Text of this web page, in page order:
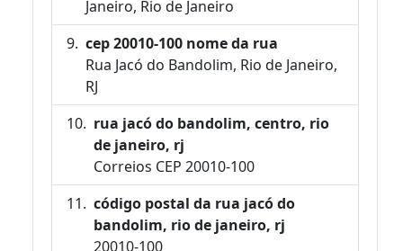
Janeiro, Rio de Janeiro
cep 20010-100 nome da rua
Rua Jacó do Bandolim, Rio de Janeiro,
RJ
rua jacó do bandolim, centro, rio
de janeiro, rj
Correios CEP 20010-100
código postal da rua jacó do
bandolim, rio de janeiro, rj
20010-100